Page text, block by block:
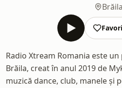
Brăila
Radio Xtream Romania este
Brăila, creat în anul 2019 de
muzică dance, club, manele și